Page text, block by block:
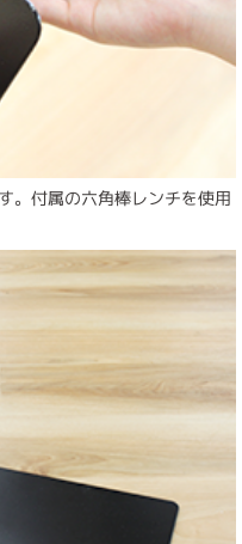
。付属の六角棒レンチを使用